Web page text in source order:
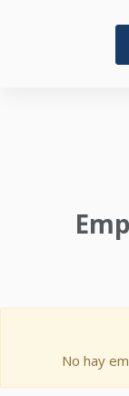
No hay